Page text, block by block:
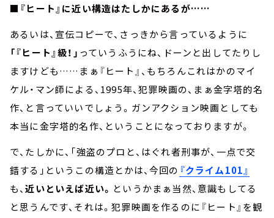
■『ヒート』に近い構造はたしかにあるが……
あるいは、宣伝コピーで、さっきから言っているように
「『ヒート』級！」 っていうふうにね、ドーンと出してたりし
ますけども……まぁ『ヒート』、もちろんこれはかのマイ
ケル・マン師による、1995年、犯罪映画の、まぁ金字塔的名
作、と言っていいでしょう。ガンアクション映画としても
本当に金字塔的名作、ということになっておりますが。
で、たしかに、「強盗のプロと、はぐれ者刑事が、一点で交
錯する」というこの構造とかは、今回の 『クライム101』
も、近いといえば近い。 というかまぁ当然、意識もしてる
と思うんです、それは。犯罪映画を作るのに『ヒート』を観